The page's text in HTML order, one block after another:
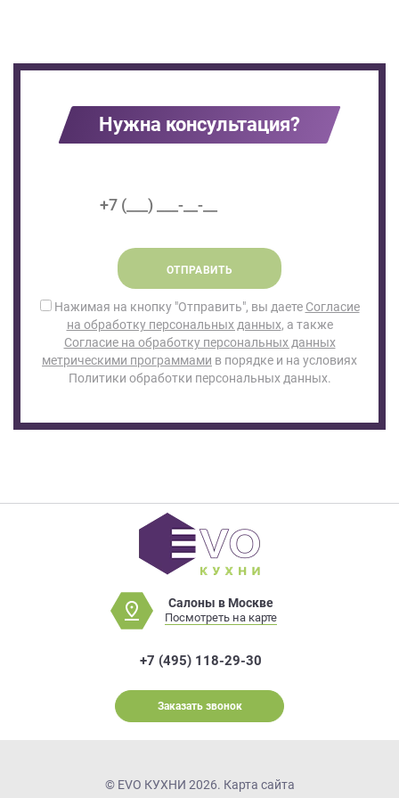
Нужна консультация?
ОТПРАВИТЬ
Нажимая на кнопку "Отправить", вы даете Согласие
на обработку персональных данных, а также
Согласие на обработку персональных данных
метрическими программами в порядке и на условиях
Политики обработки персональных данных.
Салоны в Москве
Посмотреть на карте
+7 (495) 118-29-30
Заказать звонок
© EVO КУХНИ 2026. Карта сайта